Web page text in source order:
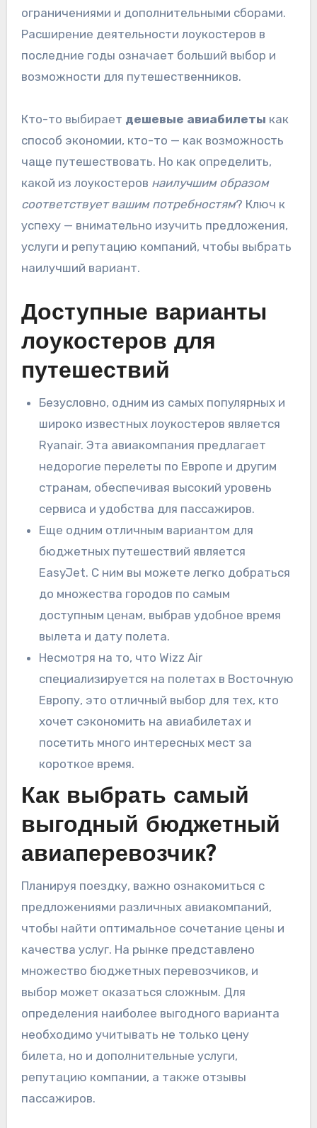
ограничениями и дополнительными сборами.
Расширение деятельности лоукостеров в
последние годы означает больший выбор и
возможности для путешественников.
Кто-то выбирает дешевые авиабилеты как
способ экономии, кто-то — как возможность
чаще путешествовать. Но как определить,
какой из лоукостеров наилучшим образом
соответствует вашим потребностям? Ключ к
успеху — внимательно изучить предложения,
услуги и репутацию компаний, чтобы выбрать
наилучший вариант.
Доступные варианты
лоукостеров для
путешествий
Безусловно, одним из самых популярных и
широко известных лоукостеров является
Ryanair. Эта авиакомпания предлагает
недорогие перелеты по Европе и другим
странам, обеспечивая высокий уровень
сервиса и удобства для пассажиров.
Еще одним отличным вариантом для
бюджетных путешествий является
EasyJet. С ним вы можете легко добраться
до множества городов по самым
доступным ценам, выбрав удобное время
вылета и дату полета.
Несмотря на то, что Wizz Air
специализируется на полетах в Восточную
Европу, это отличный выбор для тех, кто
хочет сэкономить на авиабилетах и
посетить много интересных мест за
короткое время.
Как выбрать самый
выгодный бюджетный
авиаперевозчик?
Планируя поездку, важно ознакомиться с
предложениями различных авиакомпаний,
чтобы найти оптимальное сочетание цены и
качества услуг. На рынке представлено
множество бюджетных перевозчиков, и
выбор может оказаться сложным. Для
определения наиболее выгодного варианта
необходимо учитывать не только цену
билета, но и дополнительные услуги,
репутацию компании, а также отзывы
пассажиров.